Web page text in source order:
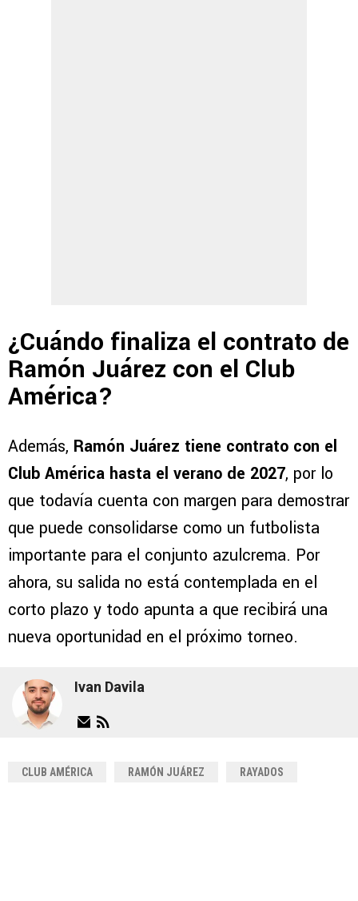
¿Cuándo finaliza el contrato de
Ramón Juárez con el Club
América?
Además, Ramón Juárez tiene contrato con el
Club América hasta el verano de 2027, por lo
que todavía cuenta con margen para demostrar
que puede consolidarse como un futbolista
importante para el conjunto azulcrema. Por
ahora, su salida no está contemplada en el
corto plazo y todo apunta a que recibirá una
nueva oportunidad en el próximo torneo.
Ivan Davila
CLUB AMÉRICA RAMÓN JUÁREZ RAYADOS